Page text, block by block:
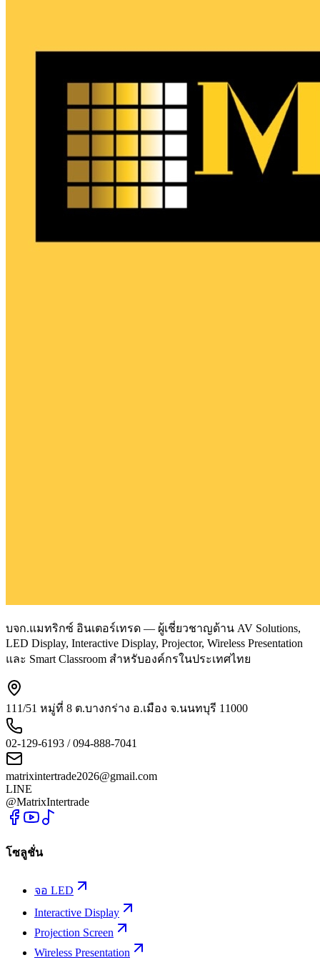
บจก.แมทริกซ์ อินเตอร์เทรด — ผู้เชี่ยวชาญด้าน AV Solutions,
LED Display, Interactive Display, Projector, Wireless Presentation
และ Smart Classroom สำหรับองค์กรในประเทศไทย
111/51 หมู่ที่ 8 ต.บางกร่าง อ.เมือง จ.นนทบุรี 11000
02-129-6193 / 094-888-7041
matrixintertrade2026@gmail.com
LINE
@MatrixIntertrade
โซลูชั่น
จอ LED
Interactive Display
Projection Screen
Wireless Presentation